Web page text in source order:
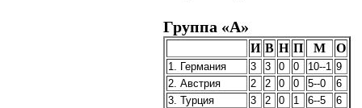
Группа «А»
И В Н П М О
1. Германия 3 3 0 0 10--1 9
2. Австрия
2 2 0 0 5--0
6
3. Турция
3 2 0 1 6--5
6